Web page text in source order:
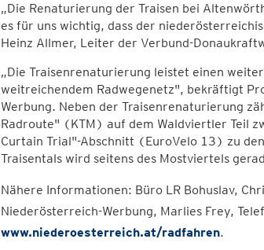
„Die Renaturierung der Traisen bei
es für uns wichtig, dass der
Heinz Allmer, Leiter der Verbund-
„Die Traisenrenaturierung leistet einen
weitreichendem Radwegenetz", bekräftigt
Werbung. Neben der Traisenrenaturierung
Radroute" (KTM) auf dem Waldviertler Teil
Curtain Trial"-Abschnitt (EuroVelo 13) zu
Traisentals wird seitens des Mostviertels
Nähere Informationen: Büro LR Bohuslav,
Niederösterreich-Werbung, Marlies Frey,
www.niederoesterreich.at/radfahren.